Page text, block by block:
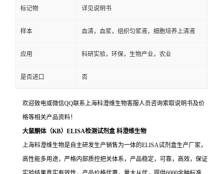
标记物 详见说明书
样本 血清，血浆，组织匀浆液，细胞培养上清液
应用 科研实验，环保，生物产业，农业
是否进口 否
欢迎致电或微信QQ联系上海科澄维生物客服人员咨询索取说明书及价
格等相关产品资料！
大鼠酮体（KB）ELISA检测试剂盒科澄维生物
上海科澄维生物是自主研发生产销售为一体的ELISA试剂盒生产厂家，
高性能多用途，严格内部质控把关体系，产品稳定，可靠，高效，保证